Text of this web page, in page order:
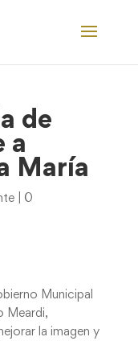
de
a
María
| 0
Municipal
Meardi,
la imagen y